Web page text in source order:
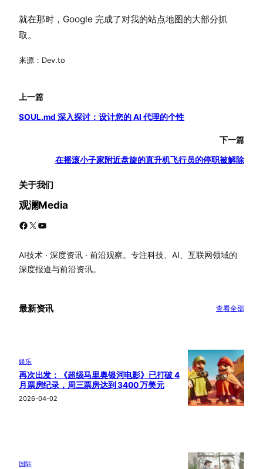
就在那时，Google 完成了对我的站点地图的大部分抓
取。
来源：Dev.to
上一篇
SOUL.md 深入探讨：设计您的 AI 代理的个性
下一篇
在摇滚小子家附近盘旋的直升机飞行员的停职被解除
关于我们
观澜Media
Facebook X YouTube
AI技术 · 深度资讯 · 前沿观察。专注科技、AI、互联网领域的
深度报道与前沿资讯。
最新资讯 查看全部
娱乐
再次出发：《超级马里奥银河电影》已打破 4
月票房纪录，周三票房达到 3400 万美元
2026-04-02
国际